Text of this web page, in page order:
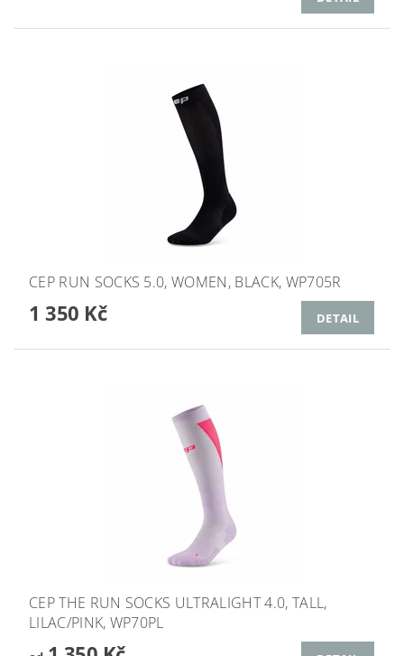
CEP RUN SOCKS 5.0, WOMEN, BLACK, WP705R
1 350 Kč DETAIL
CEP THE RUN SOCKS ULTRALIGHT 4.0, TALL,
LILAC/PINK, WP70PL